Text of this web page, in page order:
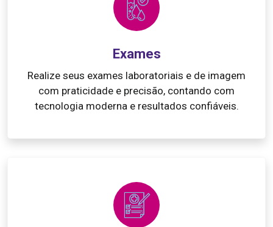
Exames
Realize seus exames laboratoriais e de imagem
com praticidade e precisão, contando com
tecnologia moderna e resultados confiáveis.